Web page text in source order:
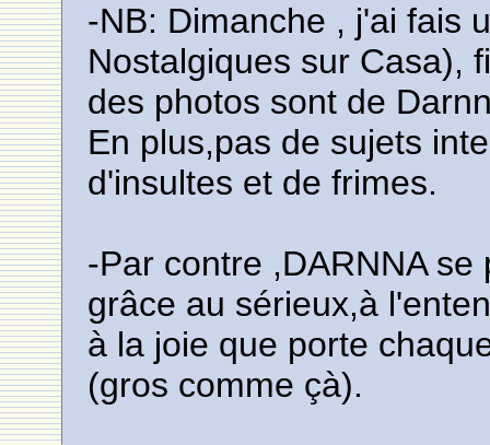
-NB: Dimanche , j'ai fais
Nostalgiques sur Casa),
des photos sont de
En plus,pas de sujets
d'insultes et de frimes.
-Par contre ,DARNNA
grâce au sérieux,à
à la joie que porte
(gros comme çà).